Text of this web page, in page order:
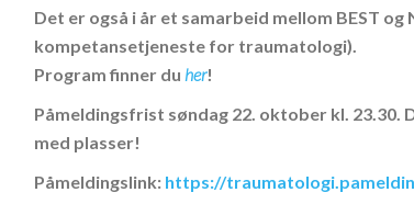
Det er også i år et samarbeid mellom BEST og
kompetansetjeneste for traumatologi).
Program finner du her!
Påmeldingsfrist søndag 22. oktober kl. 23.30.
med plasser!
Påmeldingslink: https://